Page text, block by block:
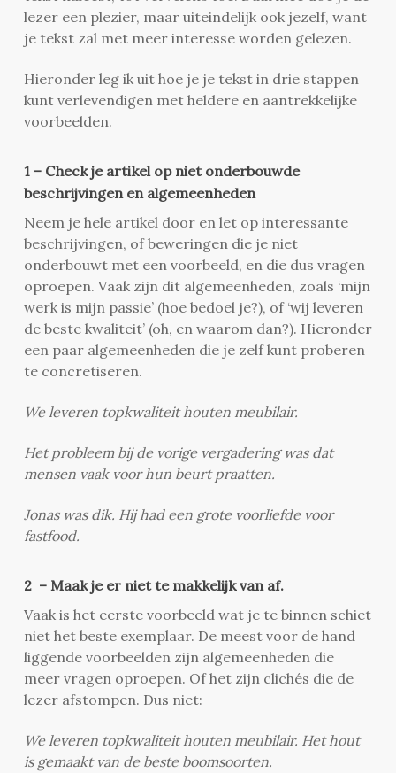
lezer een plezier, maar uiteindelijk ook jezelf, want
je tekst zal met meer interesse worden gelezen.
Hieronder leg ik uit hoe je je tekst in drie stappen
kunt verlevendigen met heldere en aantrekkelijke
voorbeelden.
1 – Check je artikel op niet onderbouwde
beschrijvingen en algemeenheden
Neem je hele artikel door en let op interessante
beschrijvingen, of beweringen die je niet
onderbouwt met een voorbeeld, en die dus vragen
oproepen. Vaak zijn dit algemeenheden, zoals ‘mijn
werk is mijn passie’ (hoe bedoel je?), of ‘wij leveren
de beste kwaliteit’ (oh, en waarom dan?). Hieronder
een paar algemeenheden die je zelf kunt proberen
te concretiseren.
We leveren topkwaliteit houten meubilair.
Het probleem bij de vorige vergadering was dat
mensen vaak voor hun beurt praatten.
Jonas was dik. Hij had een grote voorliefde voor
fastfood.
2 – Maak je er niet te makkelijk van af.
Vaak is het eerste voorbeeld wat je te binnen schiet
niet het beste exemplaar. De meest voor de hand
liggende voorbeelden zijn algemeenheden die
meer vragen oproepen. Of het zijn clichés die de
lezer afstompen. Dus niet:
We leveren topkwaliteit houten meubilair. Het hout
is gemaakt van de beste boomsoorten.